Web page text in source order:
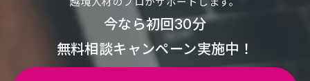
今なら初回30分
無料相談キャンペーン実施中！